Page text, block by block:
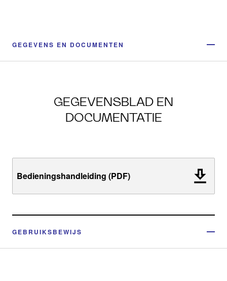
GEGEVENS EN DOCUMENTEN
GEGEVENSBLAD EN
DOCUMENTATIE
Bedieningshandleiding (PDF)
GEBRUIKSBEWIJS